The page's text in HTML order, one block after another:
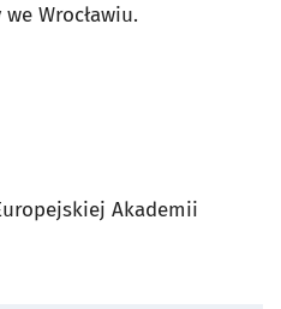
Wrocławiu.
Akademii